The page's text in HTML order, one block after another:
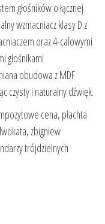
głośników o łącznej
wzmacniacz klasy D z
oraz 4-calowymi
głośnikami
obudowa z MDF
czysty i naturalny dźwięk.
cena, płachta
zbigniew
trójdzielnych